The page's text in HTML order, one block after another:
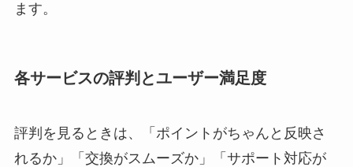
ます。
各サービスの評判とユーザー満足度
評判を見るときは、「ポイントがちゃんと反映さ
れるか」「交換がスムーズか」「サポート対応が